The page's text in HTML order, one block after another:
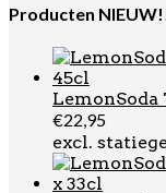
Producten
LemonSoda
€22,95
excl.